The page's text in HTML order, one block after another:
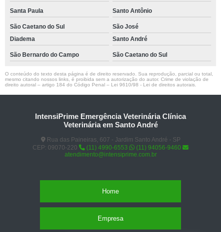
Santa Paula Santo Antônio
São Caetano do Sul
São José
Diadema
Santo André
São Bernardo do Campo São Caetano do Sul
O conteúdo do texto desta página é de direito reservado. Sua reprodução, parcial ou total,
mesmo citando nossos links, é proibida sem a autorização do autor. Crime de violação de
direito autoral – artigo 184 do Código Penal – Lei 9610/98 - Lei de direitos autorais
IntensiPrime Emergência Veterinária Clínica
Veterinária em Santo André
Rua das Paineiras, 607 - Jardim Santo André - SP
CEP: 09070-220
(11) 4990-6553
(11) 94056-9460
atendimento@intensiprime.com.br
Home
Empresa